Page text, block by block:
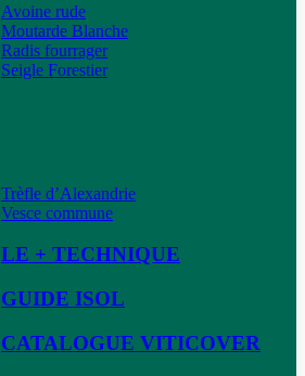
Avoine rude
Moutarde Blanche
Radis fourrager
Seigle Forestier
Trèfle d’Alexandrie
Vesce commune
LE + TECHNIQUE
GUIDE ISOL
CATALOGUE VITICOVER